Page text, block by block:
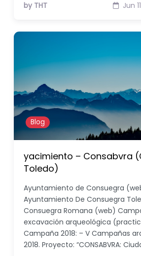
by THT Jun 11
Blog
yacimiento – Consabvra
Toledo)
Ayuntamiento de Consuegra
Ayuntamiento De Consuegra
Consuegra Romana (web)
excavación arqueológica
Campaña 2018: – V Campañas
2018. Proyecto: “CONSABVRA: